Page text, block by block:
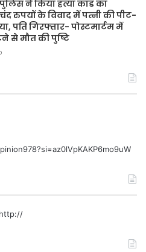
ने किया हत्या कांड का
रुपयों के विवाद में पत्नी की पीट-
पति गिरफ्तार- पोस्टमार्टम में
से मौत की पुष्टि
http://